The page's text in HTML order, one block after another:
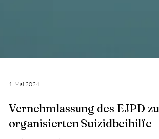
Vernehmlassung des EJPD zur
organisierten Suizidbeihilfe